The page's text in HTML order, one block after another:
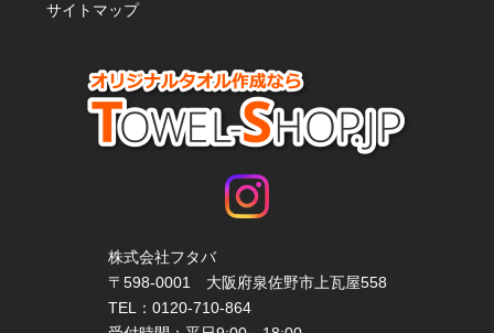
サイトマップ
株式会社フタバ
〒598-0001 大阪府泉佐野市上瓦屋558
TEL： 0120-710-864